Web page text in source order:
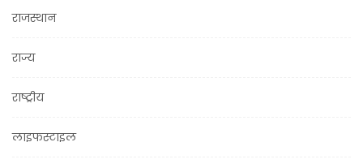
राजस्थान
राज्य
राष्ट्रीय
लाइफस्टाइल